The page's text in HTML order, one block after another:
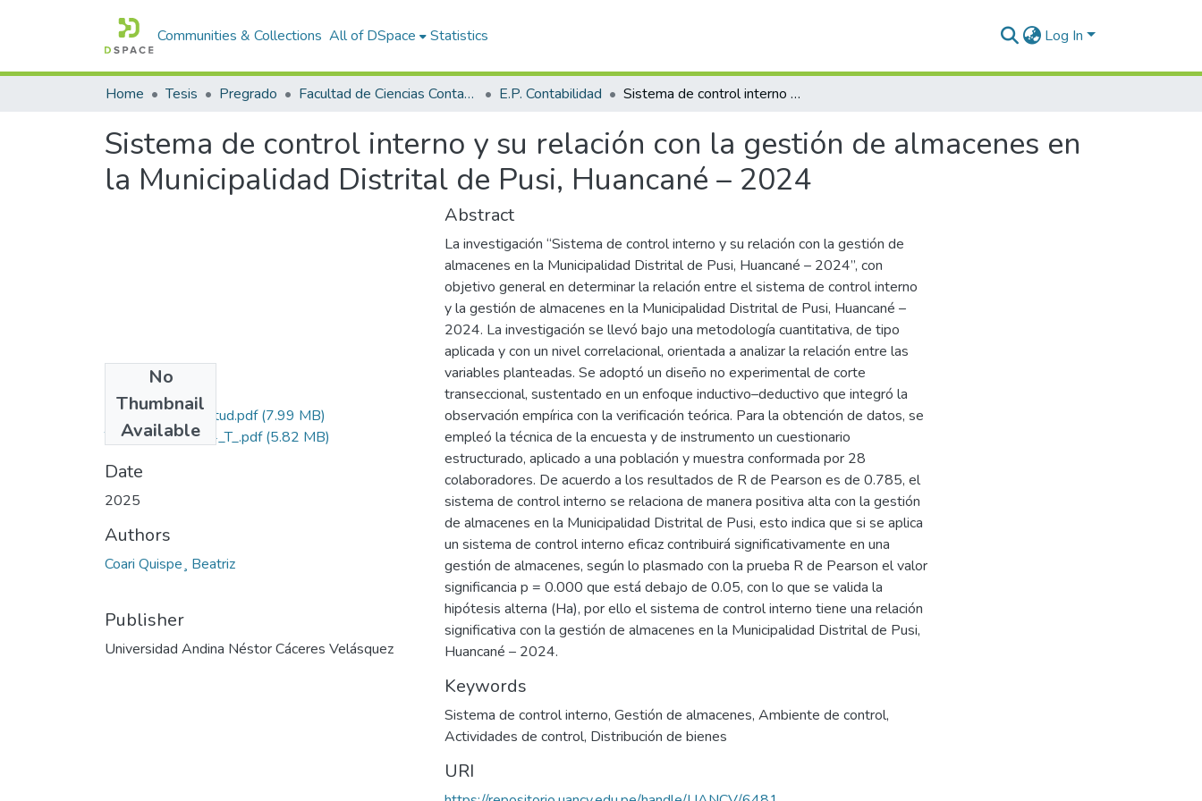
Communities & Collections All of DSpace Statistics Log In
Home Tesis Pregrado Facultad de Ciencias Contables y Financieras E.P. Contabilidad Sistema de control interno y su relación con la gestión de almacenes en la Municipalidad Distrital de Pusi, Huancané – 2024
Sistema de control interno y su relación con la gestión de almacenes en
la Municipalidad Distrital de Pusi, Huancané – 2024
No
Thumbnail
Available
Grado de Similitud.pdf(7.99 MB)
T036_76568604_T_.pdf(5.82 MB)
Date
2025
Authors
Coari Quispe¸ Beatriz
Publisher
Universidad Andina Néstor Cáceres Velásquez
Abstract
La investigación “Sistema de control interno y su relación con la gestión de
almacenes en la Municipalidad Distrital de Pusi, Huancané – 2024”, con
objetivo general en determinar la relación entre el sistema de control interno
y la gestión de almacenes en la Municipalidad Distrital de Pusi, Huancané –
2024. La investigación se llevó bajo una metodología cuantitativa, de tipo
aplicada y con un nivel correlacional, orientada a analizar la relación entre las
variables planteadas. Se adoptó un diseño no experimental de corte
transeccional, sustentado en un enfoque inductivo–deductivo que integró la
observación empírica con la verificación teórica. Para la obtención de datos, se
empleó la técnica de la encuesta y de instrumento un cuestionario
estructurado, aplicado a una población y muestra conformada por 28
colaboradores. De acuerdo a los resultados de R de Pearson es de 0.785, el
sistema de control interno se relaciona de manera positiva alta con la gestión
de almacenes en la Municipalidad Distrital de Pusi, esto indica que si se aplica
un sistema de control interno eficaz contribuirá significativamente en una
gestión de almacenes, según lo plasmado con la prueba R de Pearson el valor
significancia p = 0.000 que está debajo de 0.05, con lo que se valida la
hipótesis alterna (Ha), por ello el sistema de control interno tiene una relación
significativa con la gestión de almacenes en la Municipalidad Distrital de Pusi,
Huancané – 2024.
Keywords
Sistema de control interno, Gestión de almacenes, Ambiente de control,
Actividades de control, Distribución de bienes
URI